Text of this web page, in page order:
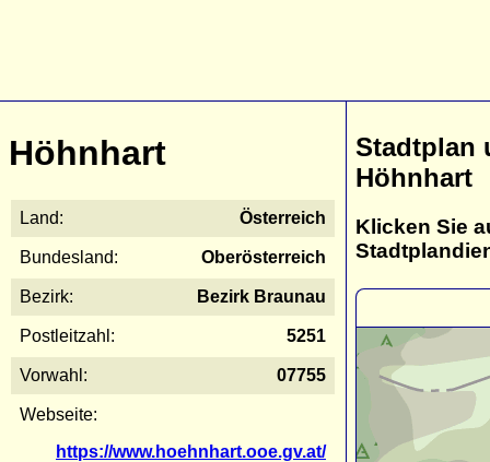
Höhnhart
Land: Österreich
Bundesland: Oberösterreich
Bezirk: Bezirk Braunau
Postleitzahl: 5251
Vorwahl: 07755
Webseite:
https://www.hoehnhart.ooe.gv.at/
Stadtplan
Höhnhart
Klicken Sie